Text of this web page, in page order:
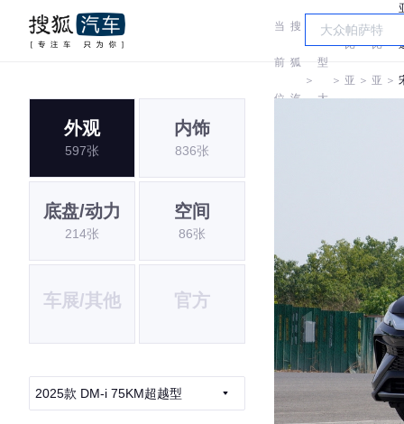
当
前
位
搜
狐
汽
＞
车
型
大
＞
比
亚 ＞
比
亚 ＞
外观
597张
内饰
836张
底盘/动力
214张
空间
86张
车展/其他 官方
2025款 DM-i 75KM超越型